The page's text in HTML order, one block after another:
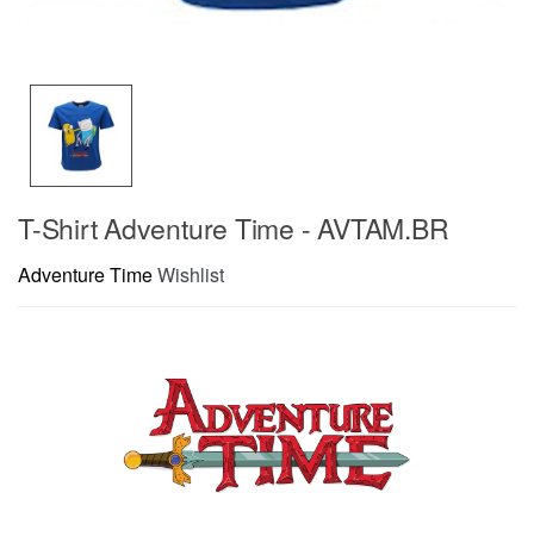
T-Shirt Adventure Time - AVTAM.BR
Adventure TimeWishlist